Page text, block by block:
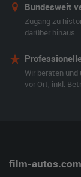
Bundesweit
Zugang zu
darüber hinaus.
Wir beraten
vor Ort, inkl.
film-autos.com